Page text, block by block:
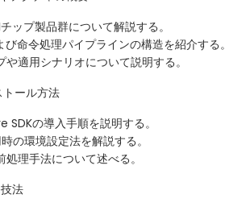
プ製品群について解説する。
命令処理パイプラインの構造を紹介する。
適用シナリオについて説明する。
ール方法
SDKの導入手順を説明する。
の環境設定法を解説する。
理手法について述べる。
法